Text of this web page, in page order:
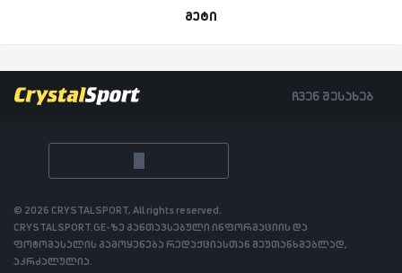
მეტი
ჩვენ შესახებ
© 2026 CRYSTALSPORT, All rights reserved.
CRYSTALSPORT.GE-ზე განთავსებული ინფორმაციის და
ფოტომასალის გამოყენება რედაქციასთან შეუთანხმებლად,
აკრძალულია.